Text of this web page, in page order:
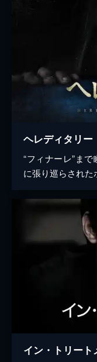
ヘレディタリ
“フィナーレ”ま
に張り巡らされた
イン・トリート